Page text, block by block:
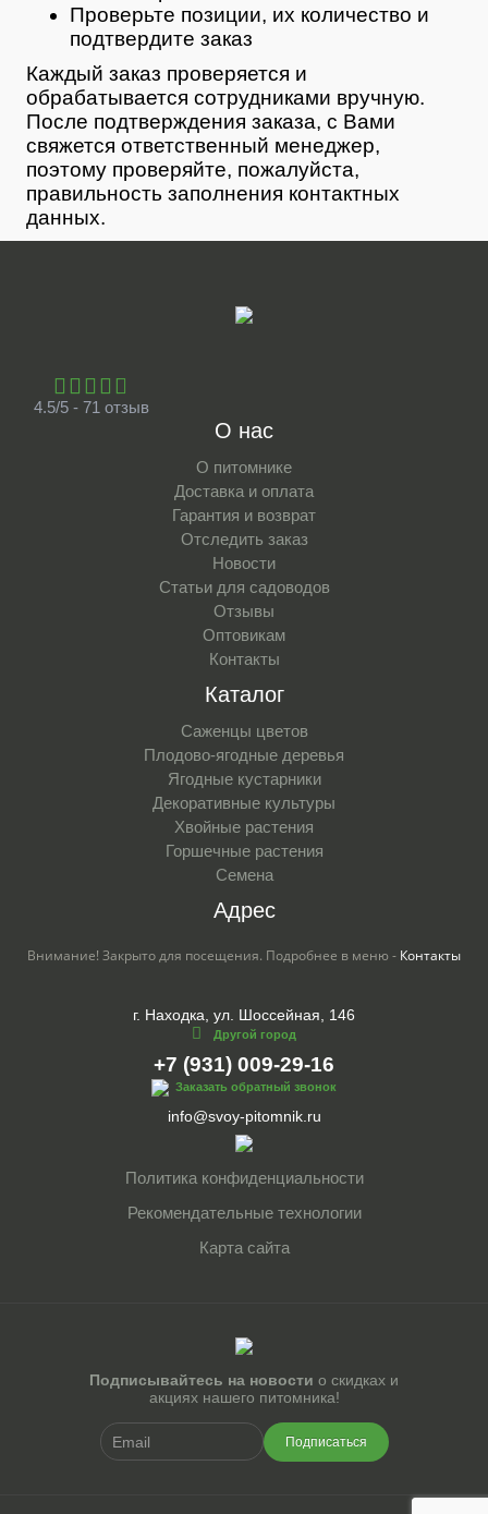
Проверьте позиции, их количество и
подтвердите заказ
Каждый заказ проверяется и
обрабатывается сотрудниками вручную.
После подтверждения заказа, с Вами
свяжется ответственный менеджер,
поэтому проверяйте, пожалуйста,
правильность заполнения контактных
данных.
4.5/5 - 71 отзыв
О нас
О питомнике
Доставка и оплата
Гарантия и возврат
Отследить заказ
Новости
Статьи для садоводов
Отзывы
Оптовикам
Контакты
Каталог
Саженцы цветов
Плодово-ягодные деревья
Ягодные кустарники
Декоративные культуры
Хвойные растения
Горшечные растения
Семена
Адрес
Внимание! Закрыто для посещения. Подробнее в меню - Контакты
г. Находка, ул. Шоссейная, 146
Другой город
+7 (931) 009-29-16
Заказать обратный звонок
info@svoy-pitomnik.ru
Политика конфиденциальности
Рекомендательные технологии
Карта сайта
Подписывайтесь на новости о скидках и
акциях нашего питомника!
Подписаться